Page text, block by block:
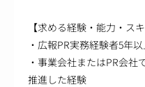
【求める経験・能力・スキ
・広報PR実務経験者5年以
・事業会社またはPR会社
推進した経験